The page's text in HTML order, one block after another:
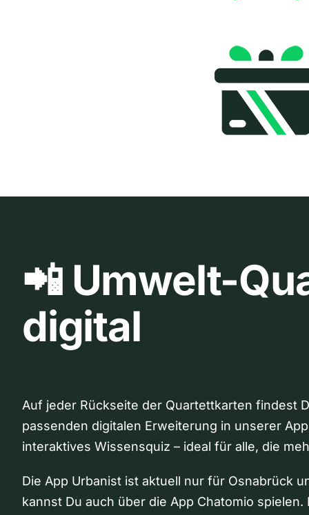
📲 Umwelt-
digital
Auf jeder Rückseite der Quartettkarten findest
passenden digitalen Erweiterung in unserer
interaktives Wissensquiz – ideal für alle, die
Die App Urbanist ist aktuell nur für Osnabrück
kannst Du auch über die App Chatomio